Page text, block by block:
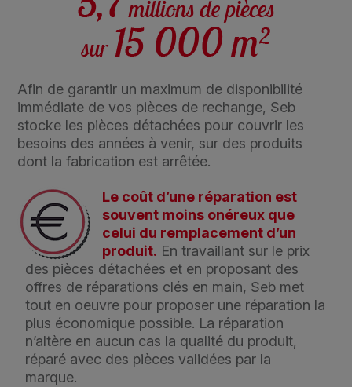
Afin de garantir un maximum de disponibilité
immédiate de vos pièces de rechange, Seb
stocke les pièces détachées pour couvrir les
besoins des années à venir, sur des produits
dont la fabrication est arrêtée.
Le coût d’une réparation est
souvent moins onéreux que
celui du remplacement d’un
produit. En travaillant sur le prix
des pièces détachées et en proposant des
offres de réparations clés en main, Seb met
tout en oeuvre pour proposer une réparation la
plus économique possible. La réparation
n’altère en aucun cas la qualité du produit,
réparé avec des pièces validées par la
marque.